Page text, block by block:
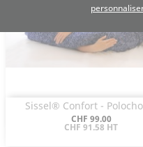
Sissel® Confort -
Prix
CHF 99.00
CHF 91.58 HT
Aperçu rapide